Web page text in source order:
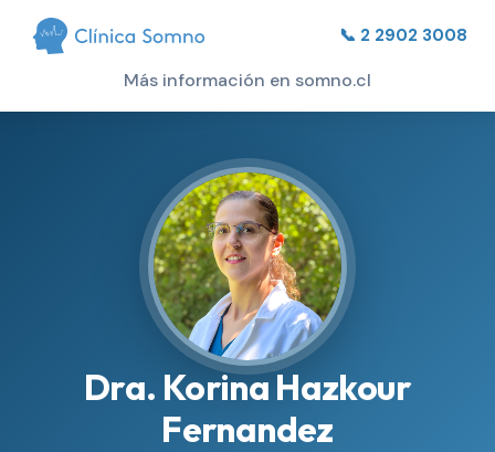
📞 2 2902 3008
Más información en somno.cl
Dra. Korina Hazkour
Fernandez